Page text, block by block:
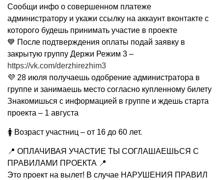
Сообщи инфо о совершенном платеже
администратору и укажи ссылку на аккаунт вконтакте с
которого будешь принимать участие в проекте
💙 После подтверждения оплаты подай заявку в
закрытую группу Держи Режим 3 –
https://vk.com/derzhirezhim3
💜 28 июля получаешь одобрение администратора в
группе и занимаешь место согласно купленному билету
Знакомишься с информацией в группе и ждешь старта
проекта – 1 августа
🚺 Возраст участниц – от 16 до 60 лет.
📍 ОПЛАЧИВАЯ УЧАСТИЕ ТЫ СОГЛАШАЕШЬСЯ С
ПРАВИЛАМИ ПРОЕКТА 📍
Это проект на вылет! В случае НАРУШЕНИЯ ПРАВИЛ